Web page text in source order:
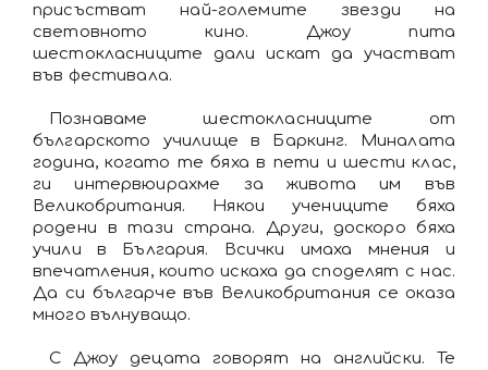
присъстват най-големите звезди на
световното кино. Джоу пита
шестокласниците дали искат да участват
във фестивала.
Познаваме шестокласниците от
българското училище в Баркинг. Миналата
година, когато те бяха в пети и шести клас,
ги интервюирахме за живота им във
Великобритания. Някои учениците бяха
родени в тази страна. Други, доскоро бяха
учили в България. Всички имаха мнения и
впечатления, които искаха да споделят с нас.
Да си българче във Великобритания се оказа
много вълнуващо.
С Джоу децата говорят на английски. Те